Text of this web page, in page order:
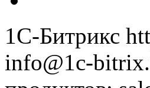
1С-Битрикс
info@1c-